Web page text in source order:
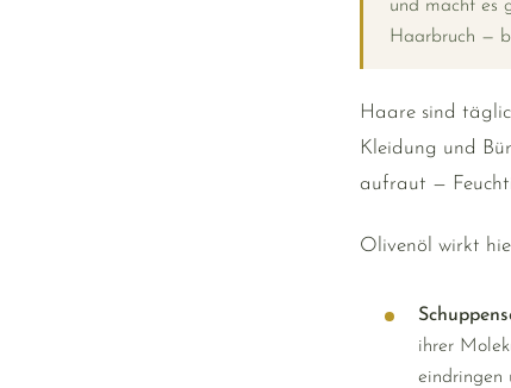
und macht es
Haarbruch —
Haare sind
Kleidung und
aufraut —
Olivenöl wirkt
ihrer
eindringen